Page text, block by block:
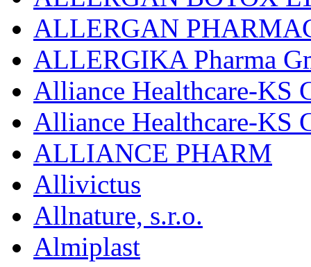
ALLERGAN
ALLERGIKA Pharma
Alliance Healthcare-KS
Alliance Healthcare-KS
ALLIANCE PHARM
Allivictus
Allnature, s.r.o.
Almiplast